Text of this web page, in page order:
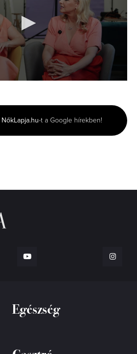
NőkLapja.hu-t a Google hírekben!
Egészség